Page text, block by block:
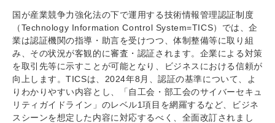
国が産業競争力強化法の下で運用する技術情報管理認証制度
（Technology Information Control System=TICS）では、企
業は認証機関の指導・助言を受けつつ、体制整備等に取り組
み、その状況が客観的に審査・認証されます。企業による対策
を取引先等に示すことが可能となり、ビジネスにおける信頼が
向上します。TICSは、2024年8月、認証の基準について、よ
りわかりやすい内容とし、「自工会・部工会のサイバーセキュ
リティガイドライン」のレベル1項目を網羅するなど、ビジネ
スシーンを想定した内容に対応するべく、全面改訂されまし